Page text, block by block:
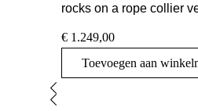
rocks on a rope collier
€ 1.249,00
Toevoegen aan